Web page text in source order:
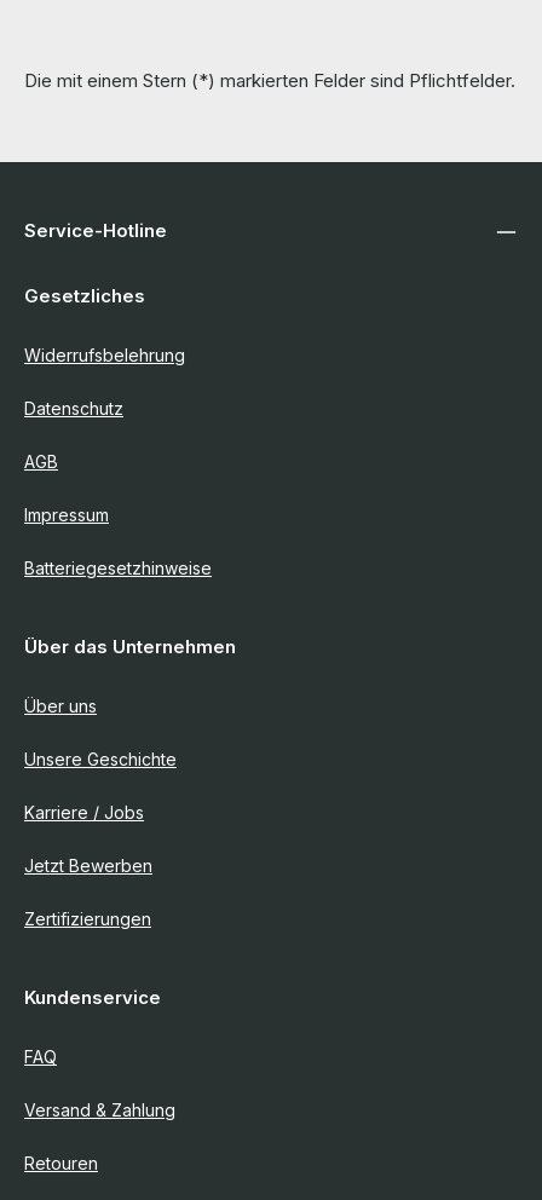
Die mit einem Stern (*) markierten Felder sind Pflichtfelder.
Service-Hotline
Gesetzliches
Widerrufsbelehrung
Datenschutz
AGB
Impressum
Batteriegesetzhinweise
Über das Unternehmen
Über uns
Unsere Geschichte
Karriere / Jobs
Jetzt Bewerben
Zertifizierungen
Kundenservice
FAQ
Versand & Zahlung
Retouren